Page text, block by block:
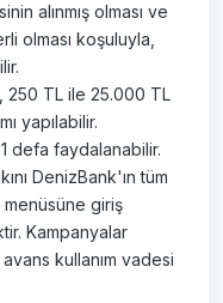
alınmış olması ve
olması koşuluyla,
250 TL ile 25.000 TL
yapılabilir.
defa faydalanabilir.
DenizBank'ın tüm
menüsüne giriş
Kampanyalar
kullanım vadesi